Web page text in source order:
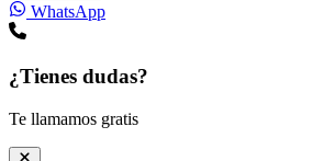
WhatsApp
¿Tienes dudas?
Te llamamos gratis